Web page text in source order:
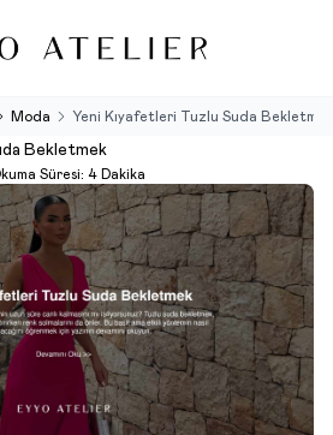
Moda Yeni Kıyafetleri Tuzlu Suda Bekletmek
Bekletmek
Süresi: 4 Dakika